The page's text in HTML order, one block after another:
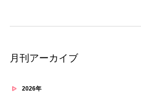
月刊アーカイブ
2026年